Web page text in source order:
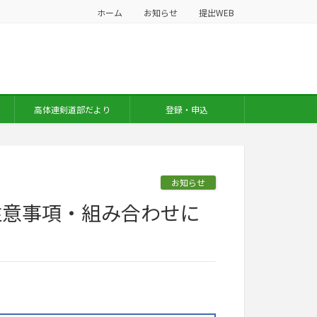
ホーム お知らせ 提出WEB
高体連剣道部だより 登録・申込
お知らせ
事項・組み合わせに